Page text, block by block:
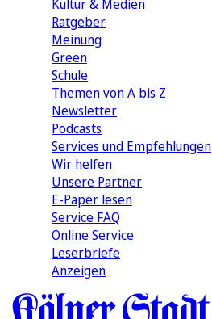
Kultur & Medien
Ratgeber
Meinung
Green
Schule
Themen von A bis Z
Newsletter
Podcasts
Services und Empfehlungen
Wir helfen
Unsere Partner
E-Paper lesen
Service FAQ
Online Service
Leserbriefe
Anzeigen